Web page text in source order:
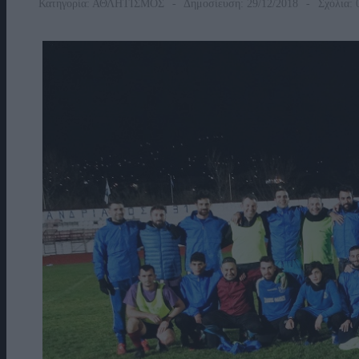
Κατηγορία: ΑΘΛΗΤΙΣΜΟΣ Δημοσίευση: 29/12/2018 Σχόλια: